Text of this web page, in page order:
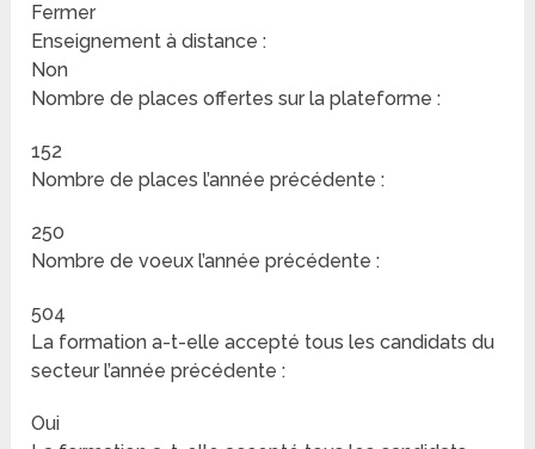
Fermer
Enseignement à distance :
Non
Nombre de places offertes sur la plateforme :
152
Nombre de places l’année précédente :
250
Nombre de voeux l’année précédente :
504
La formation a-t-elle accepté tous les candidats du
secteur l’année précédente :
Oui